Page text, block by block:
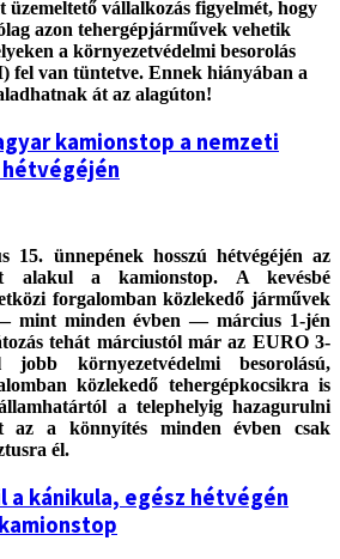
üzemeltető vállalkozás figyelmét, hogy
azon tehergépjárművek vehetik
a környezetvédelmi besorolás
fel van tüntetve. Ennek hiányában a
át az alagúton!
kamionstop a nemzeti
hétvégéjén
15. ünnepének hosszú hétvégéjén az
alakul a kamionstop. A kevésbé
forgalomban közlekedő járművek
mint minden évben — március 1-jén
tehát márciustól már az EURO 3-
környezetvédelmi besorolású,
közlekedő tehergépkocsikra is
a telephelyig hazagurulni
az a könnyítés minden évben csak
él.
a kánikula, egész hétvégén